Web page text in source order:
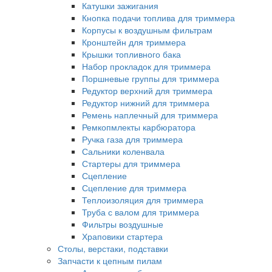
Катушки зажигания
Кнопка подачи топлива для триммера
Корпусы к воздушным фильтрам
Кронштейн для триммера
Крышки топливного бака
Набор прокладок для триммера
Поршневые группы для триммера
Редуктор верхний для триммера
Редуктор нижний для триммера
Ремень наплечный для триммера
Ремкопмлекты карбюратора
Ручка газа для триммера
Сальники коленвала
Стартеры для триммера
Сцепление
Сцепление для триммера
Теплоизоляция для триммера
Труба с валом для триммера
Фильтры воздушные
Храповики стартера
Столы, верстаки, подставки
Запчасти к цепным пилам